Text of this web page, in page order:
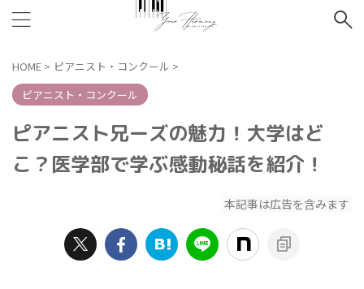
HOME > ピアニスト・コンクール >
ピアニスト・コンクール
ピアニスト兄ーズの魅力！大学はど
こ？医学部で学ぶ感動秘話を紹介！
本記事は広告を含みます